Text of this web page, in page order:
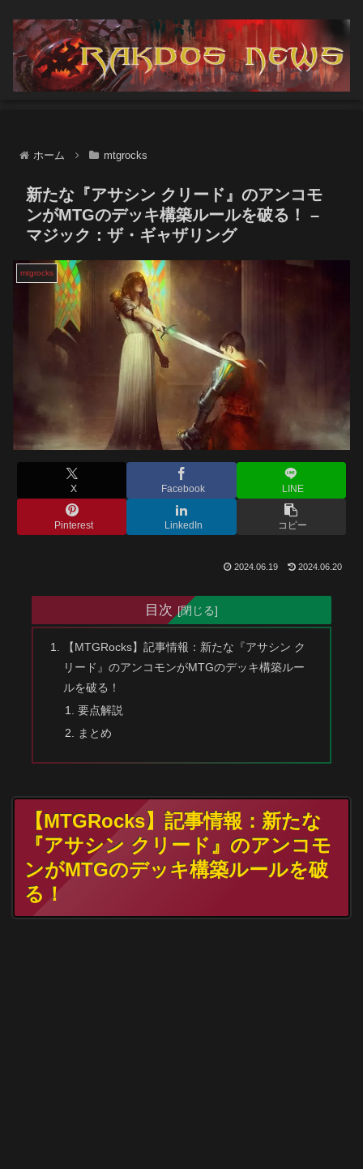
ホーム mtgrocks
新たな『アサシン クリード』のアンコモ
ンがMTGのデッキ構築ルールを破る！ –
マジック：ザ・ギャザリング
mtgrocks
X Facebook LINE
Pinterest LinkedIn コピー
2024.06.19 2024.06.20
目次
【MTGRocks】記事情報：新たな『アサシン ク
リード』のアンコモンがMTGのデッキ構築ルー
ルを破る！
要点解説
まとめ
【MTGRocks】記事情報：新たな
『アサシン クリード』のアンコモ
ンがMTGのデッキ構築ルールを破
る！